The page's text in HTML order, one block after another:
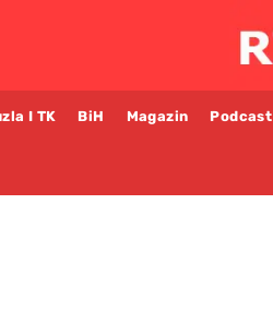
I TK BiH Magazin Podcast